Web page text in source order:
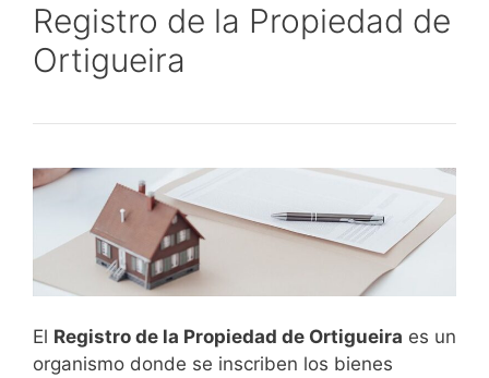
Registro de la Propiedad de
Ortigueira
El Registro de la Propiedad de Ortigueira es un
organismo donde se inscriben los bienes